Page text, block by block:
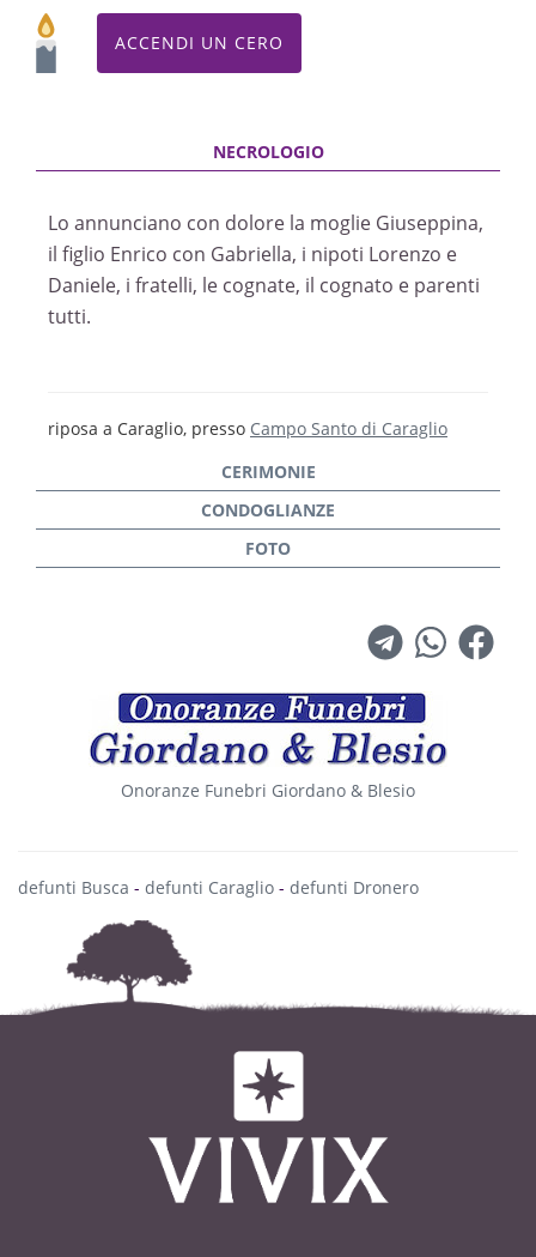
ACCENDI UN CERO
Lo annunciano con dolore la moglie Giuseppina,
il figlio Enrico con Gabriella, i nipoti Lorenzo e
Daniele, i fratelli, le cognate, il cognato e parenti
tutti.
riposa a Caraglio, presso Campo Santo di Caraglio
Onoranze Funebri Giordano & Blesio
defunti Busca - defunti Caraglio - defunti Dronero